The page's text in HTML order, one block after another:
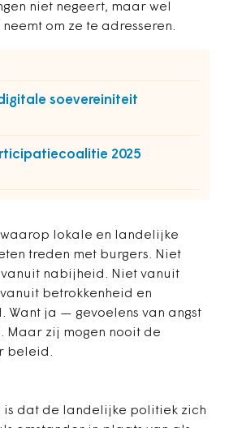
niet negeert, maar wel
om ze te adresseren.
soevereiniteit
2025
waarop lokale en landelijke
treden met burgers. Niet
nabijheid. Niet vanuit
betrokkenheid en
Want ja — gevoelens van angst
Maar zij mogen nooit de
beleid.
is dat de landelijke politiek zich